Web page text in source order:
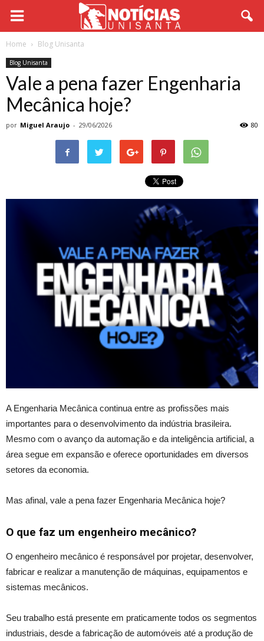
Home Blog Unisanta
Blog Unisanta
Vale a pena fazer Engenharia
Mecânica hoje?
por Miguel Araujo - 29/06/2026 80
A Engenharia Mecânica continua entre as profissões mais
importantes para o desenvolvimento da indústria brasileira.
Mesmo com o avanço da automação e da inteligência artificial, a
área segue em expansão e oferece oportunidades em diversos
setores da economia.
Mas afinal, vale a pena fazer Engenharia Mecânica hoje?
O que faz um engenheiro mecânico?
O engenheiro mecânico é responsável por projetar, desenvolver,
fabricar e realizar a manutenção de máquinas, equipamentos e
sistemas mecânicos.
Seu trabalho está presente em praticamente todos os segmentos
industriais, desde a fabricação de automóveis até a produção de